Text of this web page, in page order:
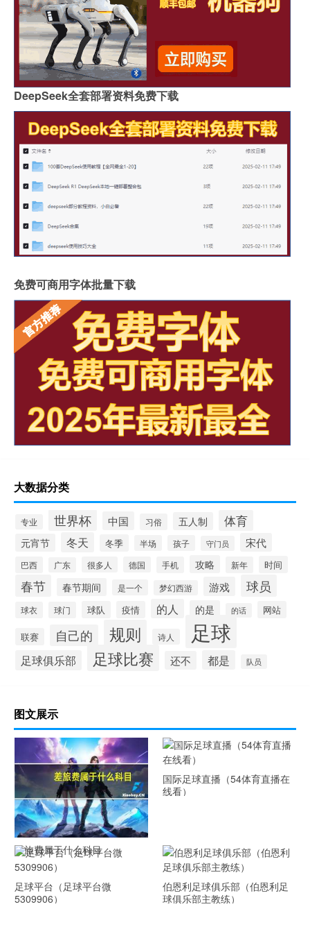
油耗多少点是什么意思
足球比赛方法 简单的规则
动漫足球
DeepSeek全套部署资料免费下载
免费可商用字体批量下载
大数据分类
专业 世界杯 中国 习俗 五人制 体育
元宵节 冬天 冬季 半场 孩子 守门员 宋代
巴西 广东 很多人 德国 手机 攻略 新年 时间
春节 春节期间 是一个 梦幻西游 游戏 球员
球衣 球门 球队 疫情 的人 的是 的话 网站
联赛 自己的 规则 诗人 足球
足球俱乐部 足球比赛 还不 都是 队员
图文展示
差旅费属于什么科目
国际足球直播（54体育直播在
线看）
足球平台（足球平台微
5309906）
伯恩利足球俱乐部（伯恩利足
球俱乐部主教练）